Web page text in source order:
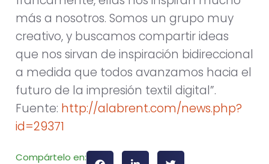
más a nosotros. Somos un grupo muy
creativo, y buscamos compartir ideas
que nos sirvan de inspiración bidireccional
a medida que todos avanzamos hacia el
futuro de la impresión textil digital”.
Fuente: http://alabrent.com/news.php?
id=29371
Compártelo en: